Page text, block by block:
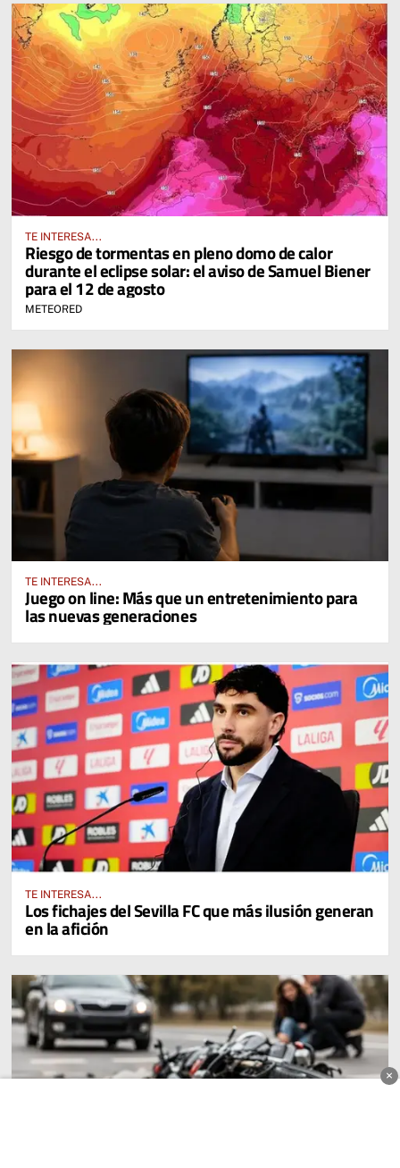
TE INTERESA...
Riesgo de tormentas en pleno domo de calor
durante el eclipse solar: el aviso de Samuel Biener
para el 12 de agosto
METEORED
TE INTERESA...
Juego on line: Más que un entretenimiento para
las nuevas generaciones
TE INTERESA...
Los fichajes del Sevilla FC que más ilusión generan
en la afición
×